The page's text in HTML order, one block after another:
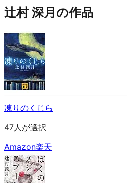
辻村 深月の作品
凍りのくじら
47人が選択
Amazon楽天